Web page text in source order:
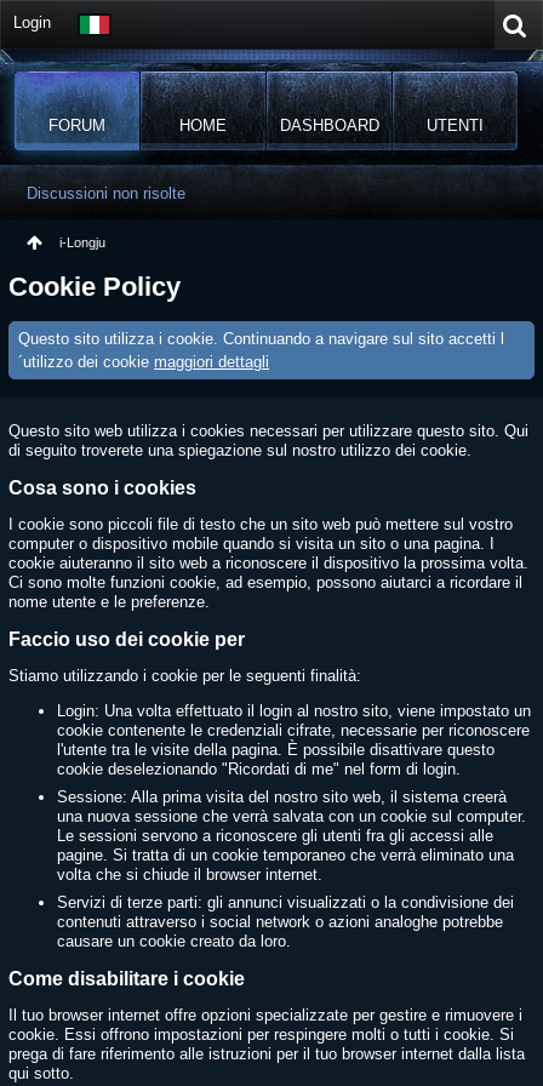
Login
FORUM HOME DASHBOARD UTENTI
Discussioni non risolte
i-Longju
Cookie Policy
Questo sito utilizza i cookie. Continuando a navigare sul sito accetti l
´utilizzo dei cookie maggiori dettagli
Questo sito web utilizza i cookies necessari per utilizzare questo sito. Qui
di seguito troverete una spiegazione sul nostro utilizzo dei cookie.
Cosa sono i cookies
I cookie sono piccoli file di testo che un sito web può mettere sul vostro
computer o dispositivo mobile quando si visita un sito o una pagina. I
cookie aiuteranno il sito web a riconoscere il dispositivo la prossima volta.
Ci sono molte funzioni cookie, ad esempio, possono aiutarci a ricordare il
nome utente e le preferenze.
Faccio uso dei cookie per
Stiamo utilizzando i cookie per le seguenti finalità:
Login: Una volta effettuato il login al nostro sito, viene impostato un
cookie contenente le credenziali cifrate, necessarie per riconoscere
l'utente tra le visite della pagina. È possibile disattivare questo
cookie deselezionando "Ricordati di me" nel form di login.
Sessione: Alla prima visita del nostro sito web, il sistema creerà
una nuova sessione che verrà salvata con un cookie sul computer.
Le sessioni servono a riconoscere gli utenti fra gli accessi alle
pagine. Si tratta di un cookie temporaneo che verrà eliminato una
volta che si chiude il browser internet.
Servizi di terze parti: gli annunci visualizzati o la condivisione dei
contenuti attraverso i social network o azioni analoghe potrebbe
causare un cookie creato da loro.
Come disabilitare i cookie
Il tuo browser internet offre opzioni specializzate per gestire e rimuovere i
cookie. Essi offrono impostazioni per respingere molti o tutti i cookie. Si
prega di fare riferimento alle istruzioni per il tuo browser internet dalla lista
qui sotto.